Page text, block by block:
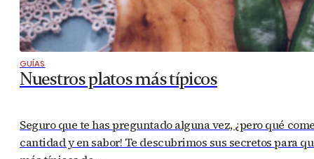
GUÍAS
Nuestros platos más típicos
Seguro que te has preguntado alguna vez, ¿pero qué
cantidad y en sabor! Te descubrimos sus secretos para